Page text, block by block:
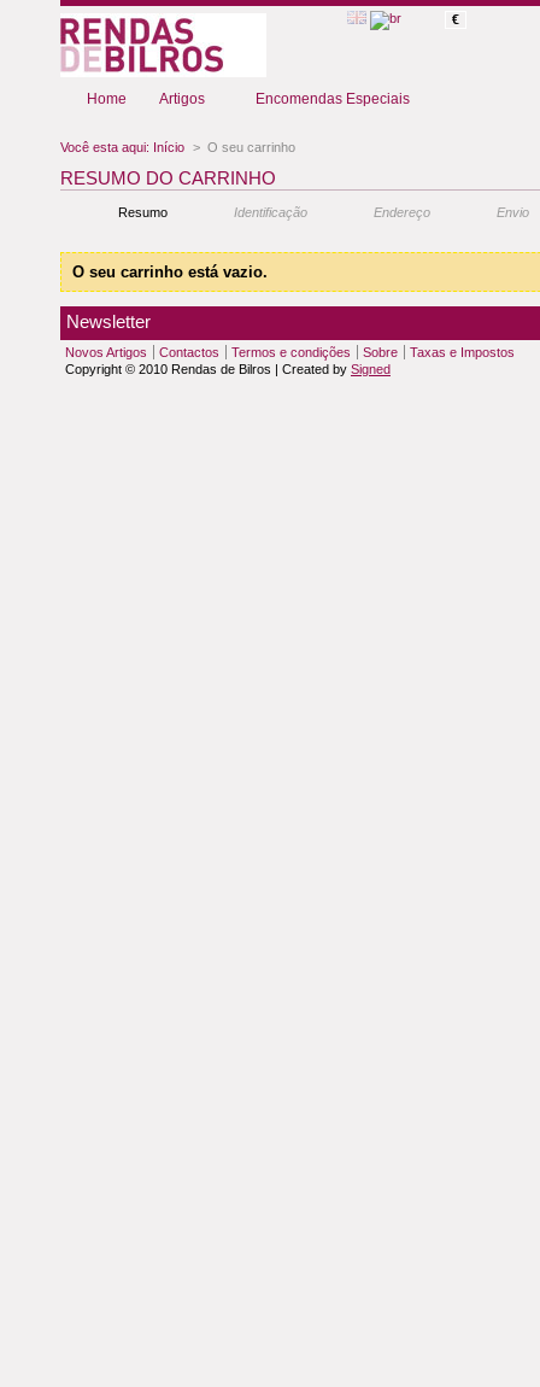
€
Home Artigos Encomendas Especiais
Você esta aqui: Início > O seu carrinho
RESUMO DO CARRINHO
Resumo Identificação Endereço Envio
O seu carrinho está vazio.
Newsletter
Novos Artigos Contactos Termos e condições Sobre
Taxas e Impostos
Copyright © 2010 Rendas de Bilros | Created by Signed